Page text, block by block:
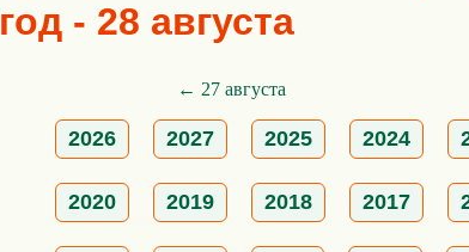
год - 28 августа
← 27 августа
2026 2027 2025 2024
2020 2019 2018 2017